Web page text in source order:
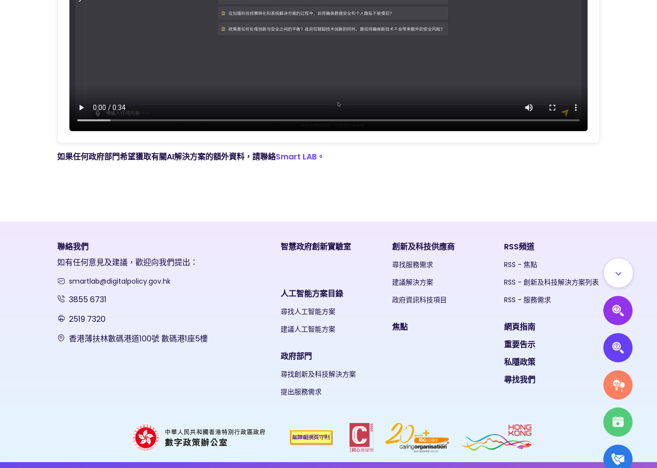
如果任何政府部門希望獲取有關AI解決方案的額外資料，請聯絡Smart LAB。
聯絡我們
如有任何意見及建議，歡迎向我們提出：
smartlab@digitalpolicy.gov.hk
3855 6731
2519 7320
香港薄扶林數碼港道100號 數碼港1座5樓
智慧政府創新實驗室
人工智能方案目錄
尋找人工智能方案
建議人工智能方案
政府部門
尋找創新及科技解決方案
提出服務需求
創新及科技供應商
尋找服務需求
建議解決方案
政府資訊科技項目
焦點
RSS頻道
RSS - 焦點
RSS - 創新及科技解決方案列表
RSS - 服務需求
網頁指南
重要告示
私隱政策
尋找我們